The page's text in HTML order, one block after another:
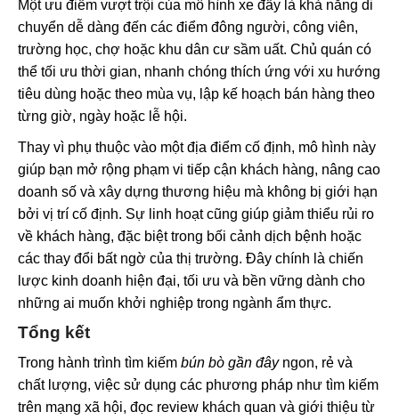
Một ưu điểm vượt trội của mô hình xe đẩy là khả năng di
chuyển dễ dàng đến các điểm đông người, công viên,
trường học, chợ hoặc khu dân cư sầm uất. Chủ quán có
thể tối ưu thời gian, nhanh chóng thích ứng với xu hướng
tiêu dùng hoặc theo mùa vụ, lập kế hoạch bán hàng theo
từng giờ, ngày hoặc lễ hội.
Thay vì phụ thuộc vào một địa điểm cố định, mô hình này
giúp bạn mở rộng phạm vi tiếp cận khách hàng, nâng cao
doanh số và xây dựng thương hiệu mà không bị giới hạn
bởi vị trí cố định. Sự linh hoạt cũng giúp giảm thiểu rủi ro
về khách hàng, đặc biệt trong bối cảnh dịch bệnh hoặc
các thay đổi bất ngờ của thị trường. Đây chính là chiến
lược kinh doanh hiện đại, tối ưu và bền vững dành cho
những ai muốn khởi nghiệp trong ngành ẩm thực.
Tổng kết
Trong hành trình tìm kiếm bún bò gần đâyngon, rẻ và
chất lượng, việc sử dụng các phương pháp như tìm kiếm
trên mạng xã hội, đọc review khách quan và giới thiệu từ